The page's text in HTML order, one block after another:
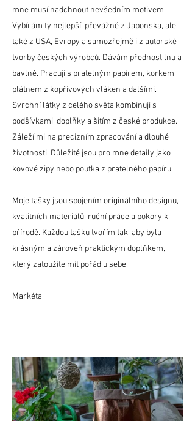
mne musí nadchnout nevšedním motivem.
Vybírám ty nejlepší, převážně z Japonska, ale
také z USA, Evropy a samozřejmě i z autorské
tvorby českých výrobců. Dávám přednost lnu a
bavlně. Pracuji s pratelným papírem, korkem,
plátnem z kopřivových vláken a dalšími.
Svrchní látky z celého světa kombinuji s
podšívkami, doplňky a šitím z české produkce.
Záleží mi na precizním zpracování a dlouhé
životnosti. Důležité jsou pro mne detaily jako
kovové zipy nebo poutka z pratelného papíru.
Moje tašky jsou spojením originálního designu,
kvalitních materiálů, ruční práce a pokory k
přírodě. Každou tašku tvořím tak, aby byla
krásným a zároveň praktickým doplňkem,
který zatoužíte mít pořád u sebe.
Markéta